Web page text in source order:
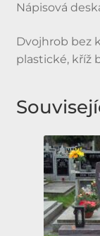
Nápisová
Dvojhrob bez
plastické, kříž